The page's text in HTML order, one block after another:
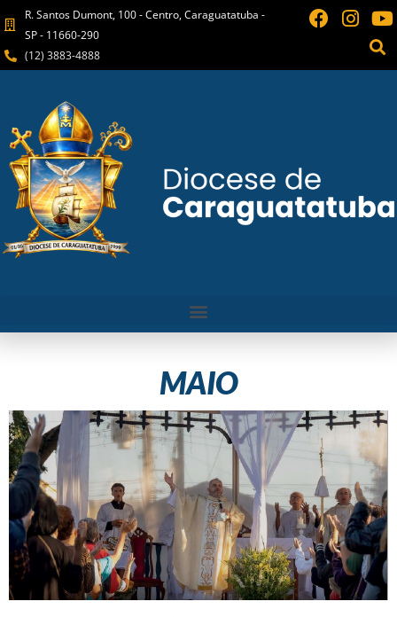
R. Santos Dumont, 100 - Centro, Caraguatatuba -
SP - 11660-290
(12) 3883-4888
MAIO